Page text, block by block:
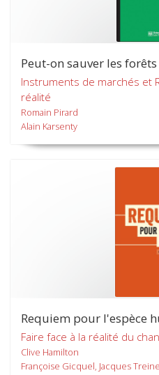
Peut-on sauver les
Instruments de marchés et
réalité
Romain Pirard
Alain Karsenty
Requiem pour l'espèce
Faire face à la réalité du
Clive Hamilton
Françoise Gicquel, Jacques